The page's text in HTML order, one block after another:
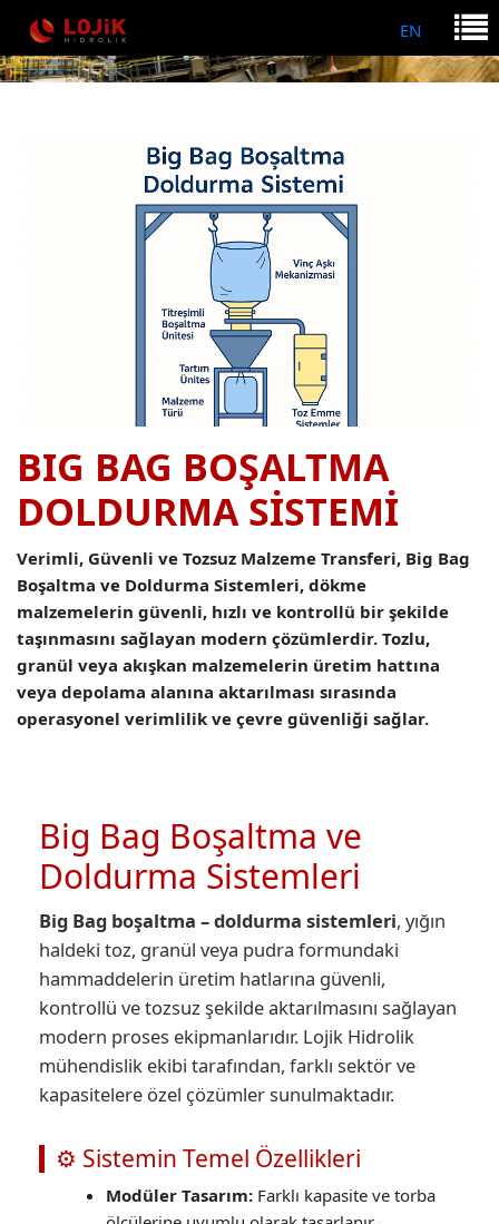
EN
BIG BAG BOŞALTMA
DOLDURMA SİSTEMİ
Verimli, Güvenli ve Tozsuz Malzeme Transferi, Big Bag
Boşaltma ve Doldurma Sistemleri, dökme
malzemelerin güvenli, hızlı ve kontrollü bir şekilde
taşınmasını sağlayan modern çözümlerdir. Tozlu,
granül veya akışkan malzemelerin üretim hattına
veya depolama alanına aktarılması sırasında
operasyonel verimlilik ve çevre güvenliği sağlar.
Big Bag Boşaltma ve
Doldurma Sistemleri
Big Bag boşaltma – doldurma sistemleri, yığın
haldeki toz, granül veya pudra formundaki
hammaddelerin üretim hatlarına güvenli,
kontrollü ve tozsuz şekilde aktarılmasını sağlayan
modern proses ekipmanlarıdır. Lojik Hidrolik
mühendislik ekibi tarafından, farklı sektör ve
kapasitelere özel çözümler sunulmaktadır.
⚙️ Sistemin Temel Özellikleri
Modüler Tasarım: Farklı kapasite ve torba